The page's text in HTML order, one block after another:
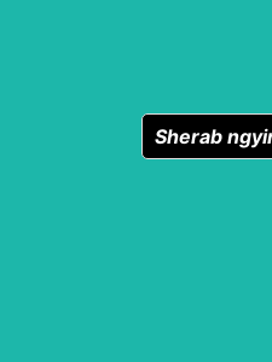
Sherab